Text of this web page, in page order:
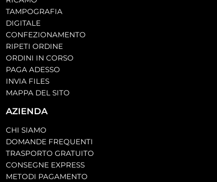
TAMPOGRAFIA
DIGITALE
CONFEZIONAMENTO
RIPETI ORDINE
ORDINI IN CORSO
PAGA ADESSO
INVIA FILES
MAPPA DEL SITO
AZIENDA
CHI SIAMO
DOMANDE FREQUENTI
TRASPORTO GRATUITO
CONSEGNE EXPRESS
METODI PAGAMENTO